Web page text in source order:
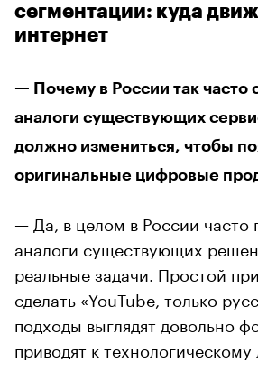
сегментации: куда
интернет
— Почему в России так часто
аналоги существующих
должно измениться, чтобы
оригинальные цифровые
— Да, в целом в России часто
аналоги существующих
реальные задачи. Простой
сделать «YouTube, только
подходы выглядят довольно
приводят к технологическому